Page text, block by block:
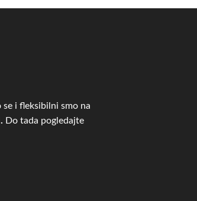
i fleksibilni smo na
Do tada pogledajte